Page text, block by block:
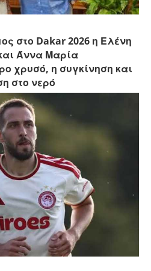
στο Dakar 2026 η Ελένη
Άννα Μαρία
χρυσό, η συγκίνηση και
στο νερό